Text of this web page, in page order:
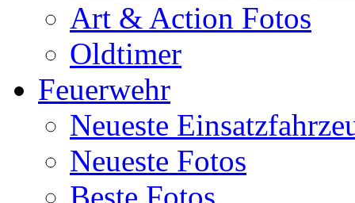
Art & Action Fotos
Oldtimer
Feuerwehr
Neueste
Neueste Fotos